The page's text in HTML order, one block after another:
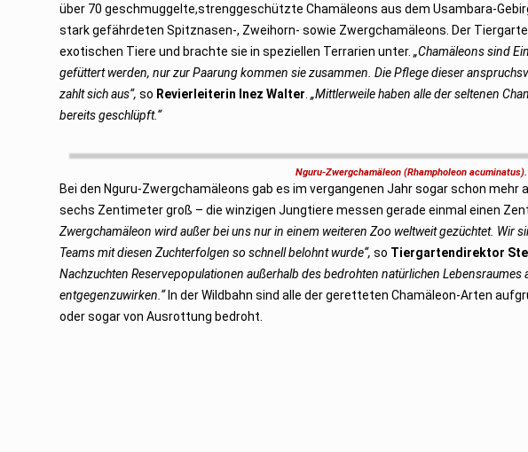
2
2
über 70 geschmuggelte,strenggeschützte Chamäleons aus dem Usambara-
stark gefährdeten Spitznasen-, Zweihorn- sowie Zwergchamäleons. Der
exotischen Tiere und brachte sie in speziellen Terrarien unter.„Chamäleons sind
gefüttert werden, nur zur Paarung kommen sie zusammen. Die Pflege dieser
zahlt sich aus“,so Revierleiterin Inez Walter .„Mittlerweile haben alle der seltenen
bereits geschlüpft.“
Nguru-Zwergchamäleon (Rhampholeon
Bei den Nguru-Zwergchamäleons gab es im vergangenen Jahr sogar schon
sechs Zentimeter groß – die winzigen Jungtiere messen gerade einmal einen
Zwergchamäleon wird außer bei uns nur in einem weiteren Zoo weltweit gezüchtet. Wir
Teams mit diesen Zuchterfolgen so schnell belohnt wurde“, so Tiergartendirektor
Nachzuchten Reservepopulationen außerhalb des bedrohten natürlichen
entgegenzuwirken.“In der Wildbahn sind alle der geretteten Chamäleon-Arten
oder sogar von Ausrottung bedroht.